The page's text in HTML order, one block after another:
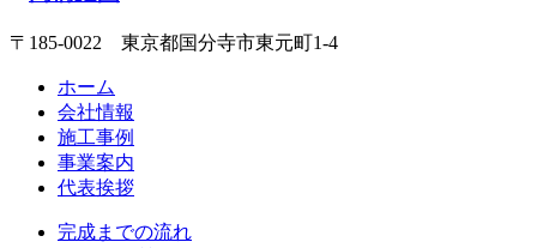
〒185-0022 東京都国分寺市東元町1-4
ホーム
会社情報
施工事例
事業案内
代表挨拶
完成までの流れ